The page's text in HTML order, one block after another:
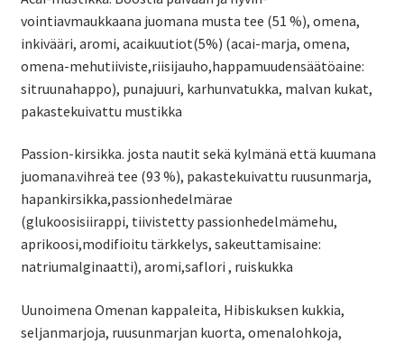
vointiavmaukkaana juomana musta tee (51 %), omena,
inkivääri, aromi, acaikuutiot(5%) (acai-marja, omena,
omena-mehutiiviste,riisijauho,happamuudensäätöaine:
sitruunahappo), punajuuri, karhunvatukka, malvan kukat,
pakastekuivattu mustikka
Passion-kirsikka. josta nautit sekä kylmänä että kuumana
juomana.vihreä tee (93 %), pakastekuivattu ruusunmarja,
hapankirsikka,passionhedelmärae
(glukoosisiirappi, tiivistetty passionhedelmämehu,
aprikoosi,modifioitu tärkkelys, sakeuttamisaine:
natriumalginaatti), aromi,saflori , ruiskukka
Uunoimena Omenan kappaleita, Hibiskuksen kukkia,
seljanmarjoja, ruusunmarjan kuorta, omenalohkoja,